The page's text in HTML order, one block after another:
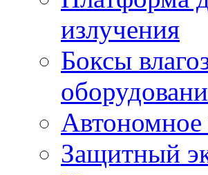
излучения
Боксы
Автономное
Защитный